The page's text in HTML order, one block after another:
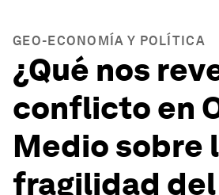
GEO-ECONOMÍA Y POLÍTICA
¿Qué nos
conflicto en
Medio sobre
fragilidad del